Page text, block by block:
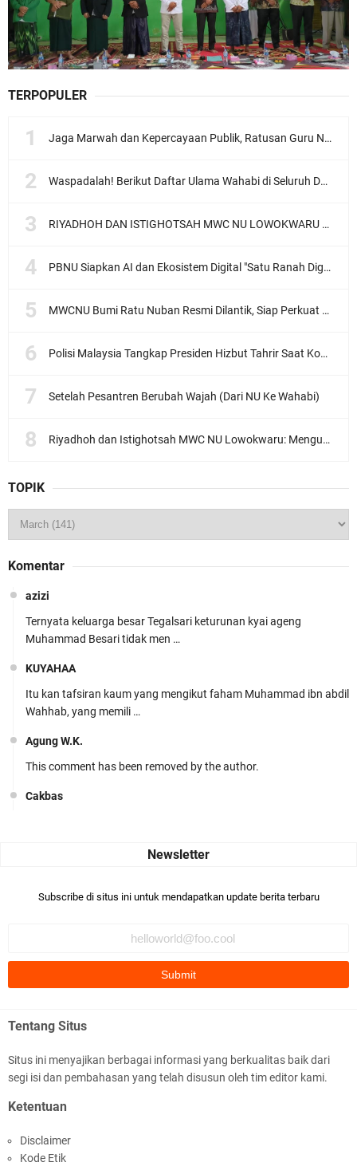
TERPOPULER
Jaga Marwah dan Kepercayaan Publik, Ratusan Guru Ngaji Kota Malang Serukan Deklarasi Ramah Anak
Waspadalah! Berikut Daftar Ulama Wahabi di Seluruh Dunia dan Karya-karyanya
RIYADHOH DAN ISTIGHOTSAH MWC NU LOWOKWARU Menyambut Muktamar NU ke-35, Meneguhkan Sanad Laku Para Muassis
PBNU Siapkan AI dan Ekosistem Digital "Satu Ranah Digital untuk Ulama", Siap Diluncurkan dalam Waktu Dekat!
MWCNU Bumi Ratu Nuban Resmi Dilantik, Siap Perkuat Organisasi dan Khidmat untuk Umat
Polisi Malaysia Tangkap Presiden Hizbut Tahrir Saat Konferensi Pers
Setelah Pesantren Berubah Wajah (Dari NU Ke Wahabi)
Riyadhoh dan Istighotsah MWC NU Lowokwaru: Menguatkan Doa, Menjalin Ukhuwah Menyambut Muktamar NU ke-35
TOPIK
Komentar
azizi
Ternyata keluarga besar Tegalsari keturunan kyai ageng
Muhammad Besari tidak men …
KUYAHAA
Itu kan tafsiran kaum yang mengikut faham Muhammad ibn abdil
Wahhab, yang memili …
Agung W.K.
This comment has been removed by the author.
Cakbas
Bismillaah semoga pembuat artikel Alloh berikan pemahaman yg
Ada sejumlah pertanyaan kepada Anda dan jawablah dengan
mengikuti ust. K …
Anonymous
Subscribe di situs ini untuk mendapatkan update berita terbaru
Tentang Situs
Situs ini menyajikan berbagai informasi yang berkualitas baik dari
segi isi dan pembahasan yang telah disusun oleh tim editor kami.
Ketentuan
Disclaimer
Kode Etik